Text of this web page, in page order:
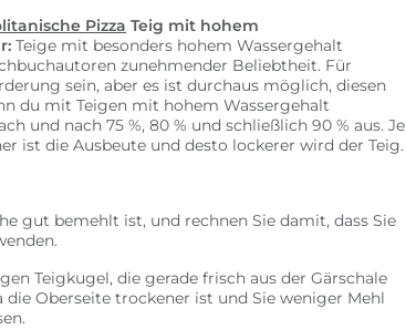
Pizza Teig mit hohem
Teige mit besonders hohem Wassergehalt
zunehmender Beliebtheit. Für
sein, aber es ist durchaus möglich, diesen
du mit Teigen mit hohem Wassergehalt
und nach 75 %, 80 % und schließlich 90 % aus. Je
ist die Ausbeute und desto lockerer wird der Teig.
gut bemehlt ist, und rechnen Sie damit, dass Sie
Teigkugel, die gerade frisch aus der Gärschale
Oberseite trockener ist und Sie weniger Mehl